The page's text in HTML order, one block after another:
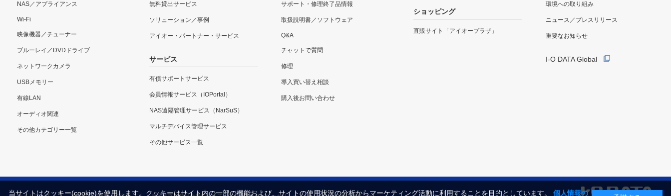
NAS／アプライアンス
Wi-Fi
映像機器／チューナー
ブルーレイ／DVDドライブ
ネットワークカメラ
USBメモリー
有線LAN
オーディオ関連
その他カテゴリー一覧
無料貸出サービス
ソリューション／事例
アイオー・パートナー・サービス
サービス
有償サポートサービス
会員情報サービス（IOPortal）
NAS遠隔管理サービス（NarSuS）
マルチデバイス管理サービス
その他サービス一覧
サポート・修理終了品情報
取扱説明書／ソフトウェア
Q&A
チャットで質問
修理
導入買い替え相談
購入後お問い合わせ
ショッピング
直販サイト「アイオープラザ」
環境への取り組み
ニュース／プレスリリース
重要なお知らせ
I-O DATA Global
当サイトはクッキー(cookie)を使用します。クッキーはサイト内の一部の機能および、サイトの使用状況の分析からマーケティング活動に利用することを目的としています。 個人情報の